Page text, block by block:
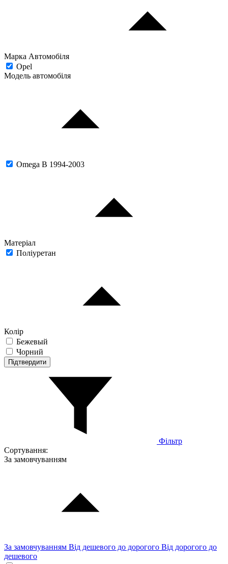
Марка Автомобіля
Opel
Модель автомобіля
Omega B 1994-2003
Матеріал
Поліуретан
Колір
Бежевый
Чорний
Підтвердити
Фільтр
Сортування:
За замовчуванням
За замовчуванням Від дешевого до дорогого Від дорогого до
дешевого